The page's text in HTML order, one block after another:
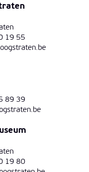
19 55
89 39
19 80